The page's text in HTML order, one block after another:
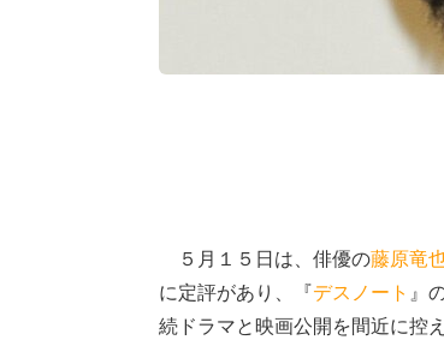
５月１５日は、俳優の藤原竜
に定評があり、『デスノート 』
続ドラマと映画公開を間近に控